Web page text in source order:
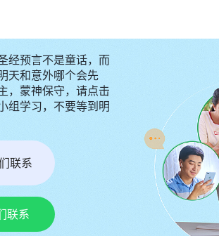
全能神啊！是你的大爱把我们抓住了，是
用一颗诚实、安静、专一的心仰望你、
你心意的人，被你使用，愿你的旨意在地
——《话・卷一 神的显现与
经预言不是童话，而
天和意外哪个会先
，蒙神保守，请点击
组学习，不要等到明
联系
联系